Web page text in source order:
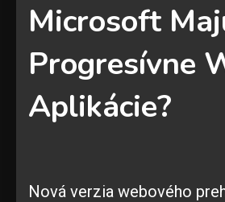
Microsoft
Progresívne
Aplikácie?
Nová verzia webového